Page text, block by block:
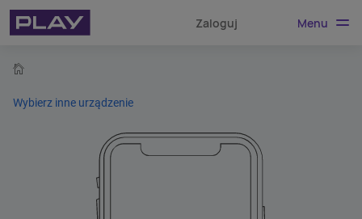
Zaloguj Menu
Wybierz inne urządzenie